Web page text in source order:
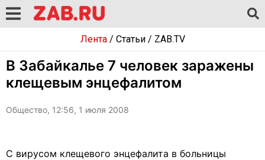
Лента/ Статьи/ ZAB.TV
В Забайкалье 7 человек заражены
клещевым энцефалитом
Общество, 12:56, 1 июля 2008
С вирусом клещевого энцефалита в больницы